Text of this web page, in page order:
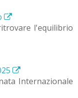
l'equilibrio
Internazionale